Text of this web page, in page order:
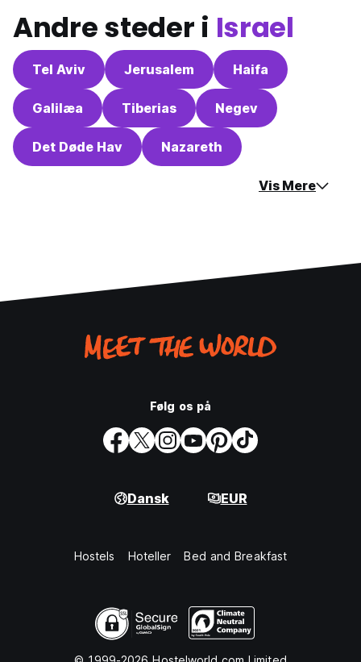
Andre steder i Israel
Tel Aviv Jerusalem Haifa
Galilæa Tiberias Negev
Det Døde Hav Nazareth
Vis Mere
Følg os på
Dansk EUR
Hostels Hoteller Bed and Breakfast